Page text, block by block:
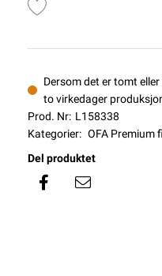
Dersom det er tomt
to virkedager
Prod. Nr: L158338
Kategorier: OFA Premium
Del produktet